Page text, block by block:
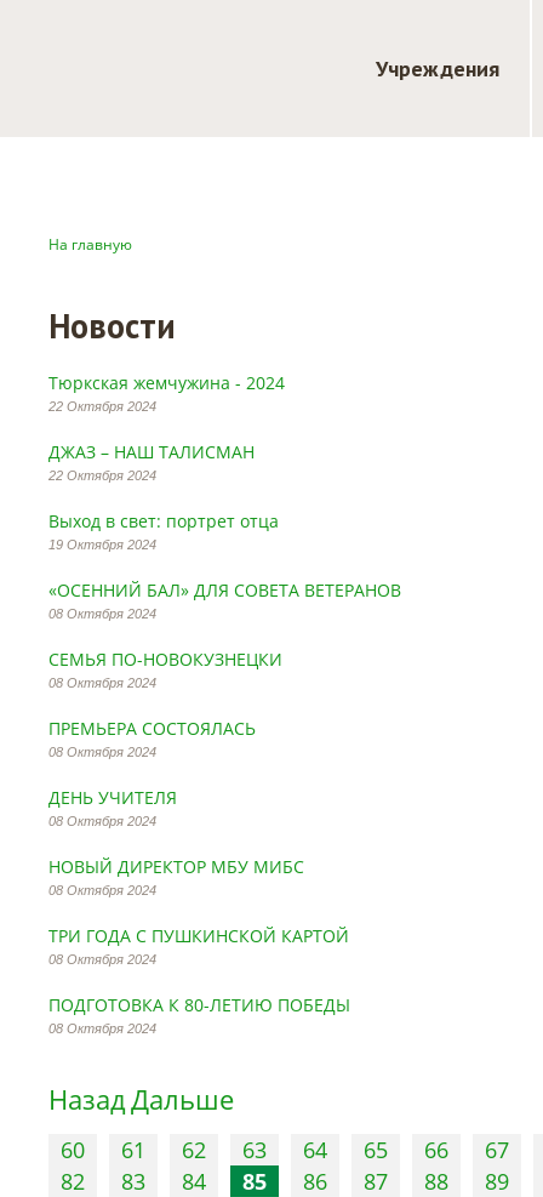
Учреждения
На главную
Новости
Тюркская жемчужина - 2024
22 Октября 2024
ДЖАЗ – НАШ ТАЛИСМАН
22 Октября 2024
Выход в свет: портрет отца
19 Октября 2024
«ОСЕННИЙ БАЛ» ДЛЯ СОВЕТА ВЕТЕРАНОВ
08 Октября 2024
СЕМЬЯ ПО-НОВОКУЗНЕЦКИ
08 Октября 2024
ПРЕМЬЕРА СОСТОЯЛАСЬ
08 Октября 2024
ДЕНЬ УЧИТЕЛЯ
08 Октября 2024
НОВЫЙ ДИРЕКТОР МБУ МИБС
08 Октября 2024
ТРИ ГОДА С ПУШКИНСКОЙ КАРТОЙ
08 Октября 2024
ПОДГОТОВКА К 80-ЛЕТИЮ ПОБЕДЫ
08 Октября 2024
НазадДальше
60 61 62 63 64 65 66
67
82
83 84 85 86 87 88
89